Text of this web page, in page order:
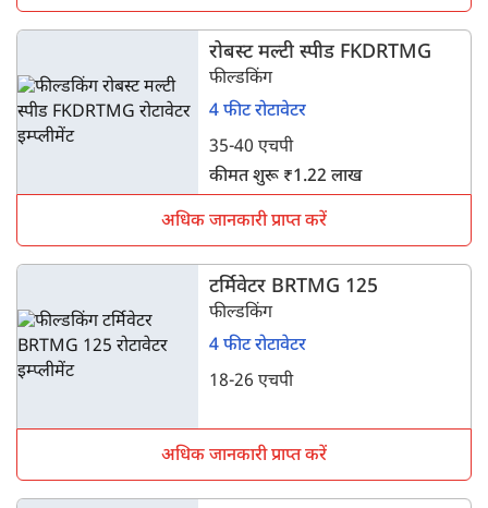
रोबस्ट मल्टी स्पीड FKDRTMG
फील्डकिंग
4 फीट रोटावेटर
35-40 एचपी
कीमत शुरू ₹1.22 लाख
अधिक जानकारी प्राप्त करें
टर्मिवेटर BRTMG 125
फील्डकिंग
4 फीट रोटावेटर
18-26 एचपी
अधिक जानकारी प्राप्त करें